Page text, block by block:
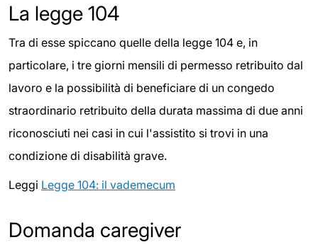
La legge 104
Tra di esse spiccano quelle della legge 104 e, in
particolare, i tre giorni mensili di permesso retribuito dal
lavoro e la possibilità di beneficiare di un congedo
straordinario retribuito della durata massima di due anni
riconosciuti nei casi in cui l'assistito si trovi in una
condizione di disabilità grave.
Leggi Legge 104: il vademecum
Domanda caregiver